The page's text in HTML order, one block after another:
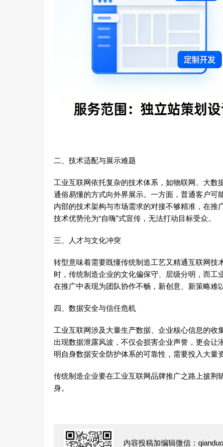
二、技术适配与展示难题
工业互联网依托复杂的技术体系，如物联网、大
通俗易懂的方式向外界展示。一方面，普通客户
内部的技术架构与市场需求的对接不够精准，在
技术优势沦为“自嗨”式宣传，无法打动目标受众。
三、人才与文化冲突
转型意味着需要既懂传统制造工艺又精通互联网
时，传统制造企业的文化偏保守、层级分明，而
在推广中表现为团队协作不畅，新创意、新策略
四、数据安全与信任危机
工业互联网涉及大量生产数据、企业核心信息的
出现数据泄露风波，不仅会损害企业声誉，更会
明自身数据安全防护体系的可靠性，需要投入大量
传统制造企业要在工业互联网品牌推广之路上披
身。
内容投稿加编辑微信：